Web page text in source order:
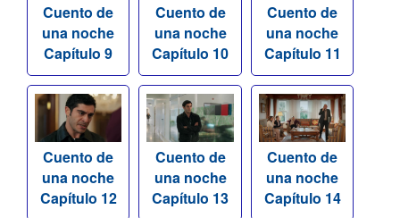
Cuento de
una noche
Capítulo 9
Cuento de
una noche
Capítulo 10
Cuento de
una noche
Capítulo 11
Cuento de
una noche
Capítulo 12
Cuento de
una noche
Capítulo 13
Cuento de
una noche
Capítulo 14